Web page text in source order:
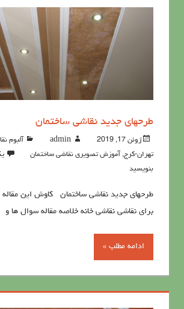
طرحهای جدید نقاشی ساختمان
ژوئن 17, 2019 admin
آلبوم
تهران-کرج, آموزش تصویری نقاشی ساختمان
بنویسید
طرحهای جدید نقاشی ساختمان کاوش این مقاله
برای نقاشی نقاشی خانه خلاصه مقاله سوال ها و
ادامه مطلب »